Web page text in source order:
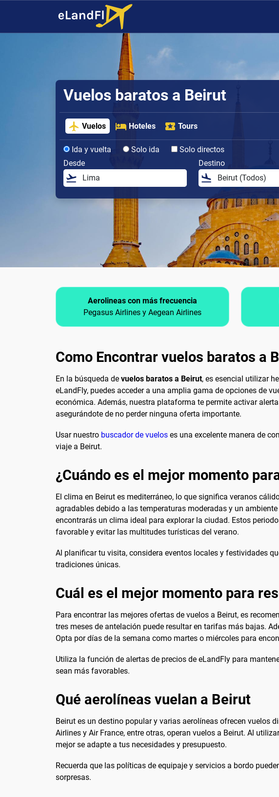
Vuelos baratos a Beirut
Vuelos Hoteles Tours
Ida y vuelta Solo ida
Solo directos
Desde
Destino
Aerolineas con más frecuencia
Pegasus Airlines y Aegean Airlines
Como Encontrar vuelos baratos a
En la búsqueda de vuelos baratos a Beirut, es esencial utilizar
eLandFly, puedes acceder a una amplia gama de opciones de
económica. Además, nuestra plataforma te permite activar
asegurándote de no perder ninguna oferta importante.
Usar nuestro buscador de vuelos es una excelente manera de
viaje a Beirut.
¿Cuándo es el mejor momento
El clima en Beirut es mediterráneo, lo que significa veranos
agradables debido a las temperaturas moderadas y un
encontrarás un clima ideal para explorar la ciudad. Estos
favorable y evitar las multitudes turísticas del verano.
Al planificar tu visita, considera eventos locales y festividades
tradiciones únicas.
Cuál es el mejor momento para
Para encontrar las mejores ofertas de vuelos a Beirut, es
tres meses de antelación puede resultar en tarifas más bajas.
Opta por días de la semana como martes o miércoles para
Utiliza la función de alertas de precios de eLandFly para
sean más favorables.
Qué aerolíneas vuelan a Beirut
Beirut es un destino popular y varias aerolíneas ofrecen vuelos
Airlines y Air France, entre otras, operan vuelos a Beirut. Al
mejor se adapte a tus necesidades y presupuesto.
Recuerda que las políticas de equipaje y servicios a bordo
sorpresas.